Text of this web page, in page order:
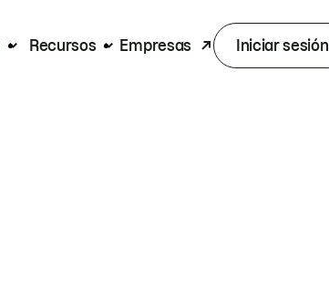
Recursos Empresas Iniciar sesión